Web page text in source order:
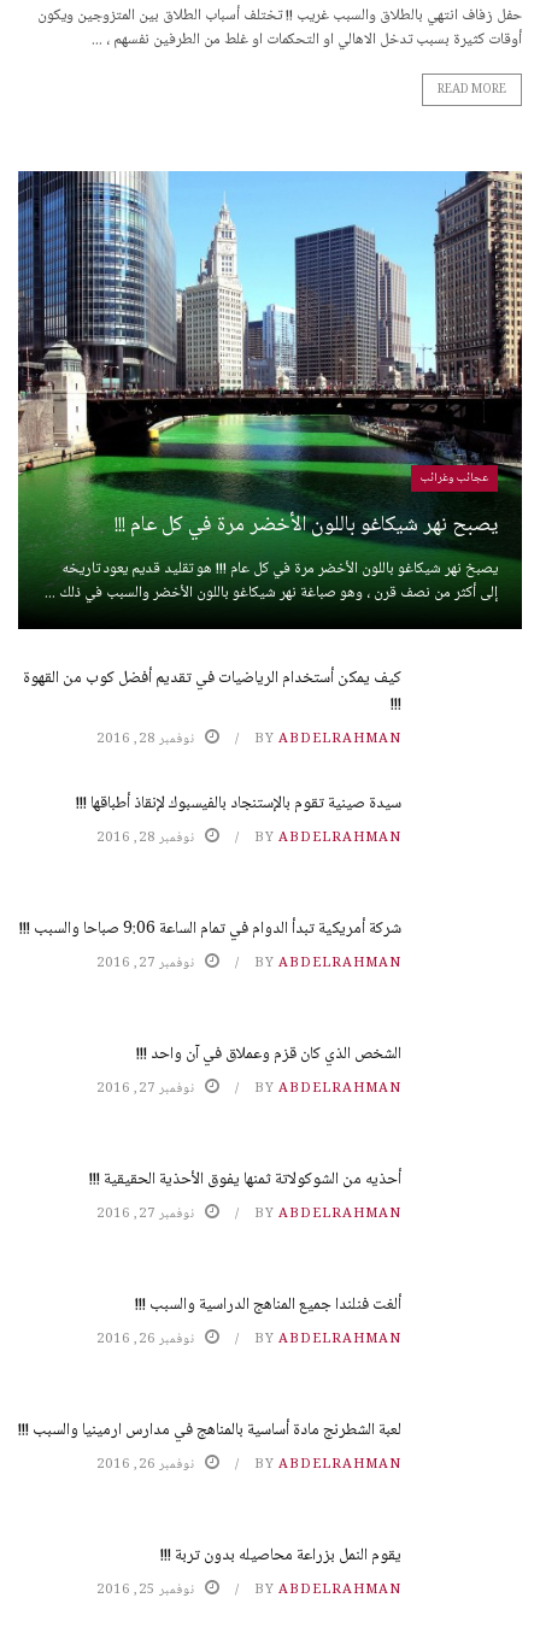
حفل زفاف انتهي بالطلاق والسبب غريب !! تختلف أسباب الطلاق بين المتزوجين ويكون
أوقات كثيرة بسبب تدخل الاهالي او التحكمات او غلط من الطرفين نفسهم ، ...
READ MORE
عجائب وغرائب
يصبح نهر شيكاغو باللون الأخضر مرة في كل عام !!!
يصبخ نهر شيكاغو باللون الأخضر مرة في كل عام !!! هو تقليد قديم يعود تاريخه
إلى أكثر من نصف قرن ، وهو صباغة نهر شيكاغو باللون الأخضر والسبب في ذلك ...
كيف يمكن أستخدام الرياضيات في تقديم أفضل كوب من القهوة
!!!
BY ABDELRAHMAN نوفمبر 28, 2016
سيدة صينية تقوم بالإستنجاد بالفيسبوك لإنقاذ أطباقها !!!
BY ABDELRAHMAN نوفمبر 28, 2016
شركة أمريكية تبدأ الدوام في تمام الساعة 9:06 صباحا والسبب !!!
BY ABDELRAHMAN نوفمبر 27, 2016
الشخص الذي كان قزم وعملاق في آن واحد !!!
BY ABDELRAHMAN نوفمبر 27, 2016
أحذيه من الشوكولاتة ثمنها يفوق الأحذية الحقيقية !!!
BY ABDELRAHMAN نوفمبر 27, 2016
ألغت فنلندا جميع المناهج الدراسية والسبب !!!
BY ABDELRAHMAN نوفمبر 26, 2016
لعبة الشطرنج مادة أساسية بالمناهج في مدارس ارمينيا والسبب !!!
BY ABDELRAHMAN نوفمبر 26, 2016
يقوم النمل بزراعة محاصيله بدون تربة !!!
BY ABDELRAHMAN نوفمبر 25, 2016